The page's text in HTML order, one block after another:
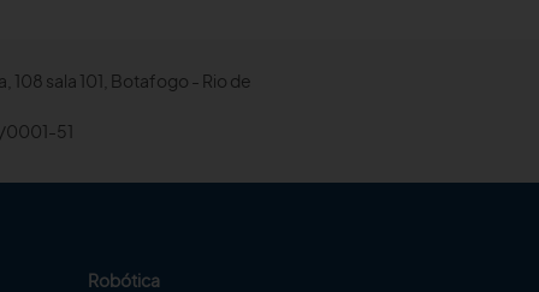
108 sala 101, Botafogo - Rio de
0001-51
Robótica